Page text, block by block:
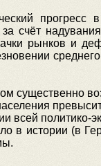
прогресс
счёт
рынков и
существенно
всей политико-
в истории (в